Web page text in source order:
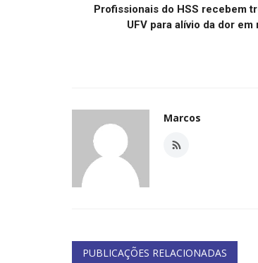
Profissionais do HSS recebem
UFV para alívio da dor
Marcos
PUBLICAÇÕES RELACIONADAS